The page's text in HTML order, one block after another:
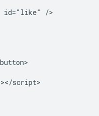
id="like" />
script>